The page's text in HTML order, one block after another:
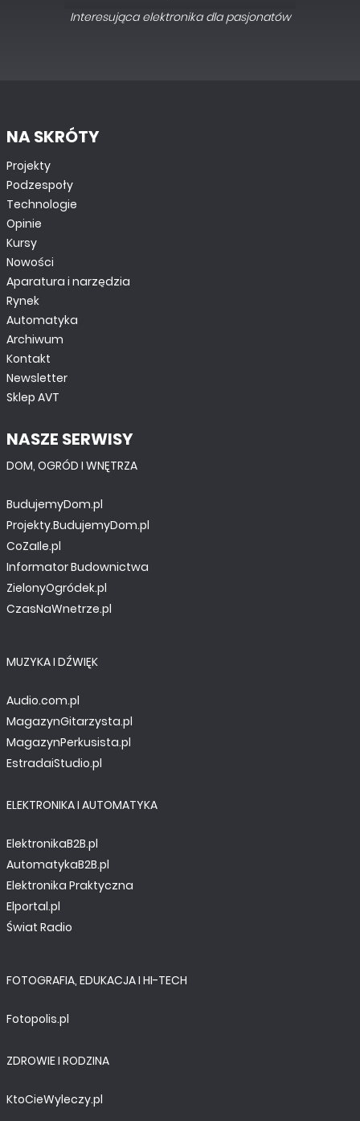
Interesująca elektronika dla pasjonatów
NA SKRÓTY
Projekty
Podzespoły
Technologie
Opinie
Kursy
Nowości
Aparatura i narzędzia
Rynek
Automatyka
Archiwum
Kontakt
Newsletter
Sklep AVT
NASZE SERWISY
DOM, OGRÓD I WNĘTRZA
BudujemyDom.pl
Projekty.BudujemyDom.pl
CoZaIle.pl
Informator Budownictwa
ZielonyOgródek.pl
CzasNaWnetrze.pl
MUZYKA I DŹWIĘK
Audio.com.pl
MagazynGitarzysta.pl
MagazynPerkusista.pl
EstradaiStudio.pl
ELEKTRONIKA I AUTOMATYKA
ElektronikaB2B.pl
AutomatykaB2B.pl
Elektronika Praktyczna
Elportal.pl
Świat Radio
FOTOGRAFIA, EDUKACJA I HI-TECH
Fotopolis.pl
ZDROWIE I RODZINA
KtoCieWyleczy.pl